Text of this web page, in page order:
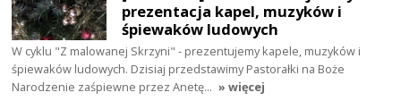
prezentacja kapel, muzyków i
śpiewaków ludowych
W cyklu "Z malowanej Skrzyni" - prezentujemy kapele, muzyków i
śpiewaków ludowych. Dzisiaj przedstawimy Pastorałki na Boże
Narodzenie zaśpiewne przez Anetę… » więcej